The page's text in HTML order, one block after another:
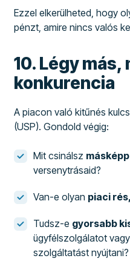
Ezzel elkerülheted, hogy
pénzt, amire nincs valós
10. Légy más,
konkurencia
A piacon való kitűnés
(USP). Gondold végig:
Mit csinálsz másképp
versenytrásaid?
Van-e olyan piaci rés,
Tudsz-e gyorsabb
ügyfélszolgálatot
szolgáltatást nyújtani?